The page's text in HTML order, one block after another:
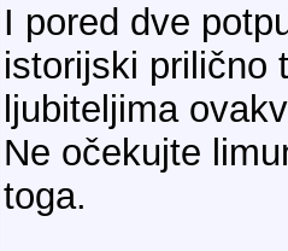
I pored dve
istorijski prilično
ljubiteljima
Ne očekujte
toga.